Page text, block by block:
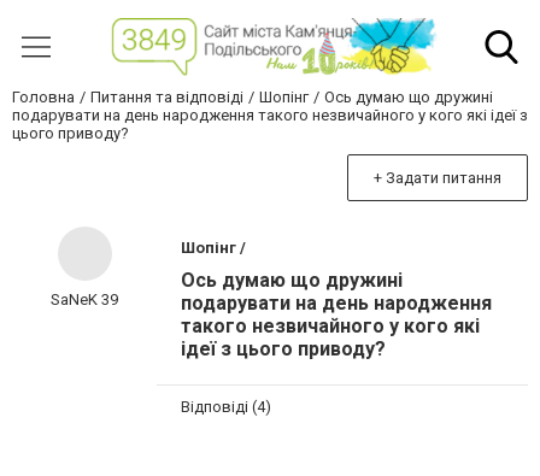
Головна Питання та відповіді Шопінг
Ось думаю що дружині
подарувати на день народження такого незвичайного у кого які ідеї з
цього приводу?
+ Задати питання
SaNeK 39
Шопінг /
Ось думаю що дружині
подарувати на день народження
такого незвичайного у кого які
ідеї з цього приводу?
Відповіді (4)